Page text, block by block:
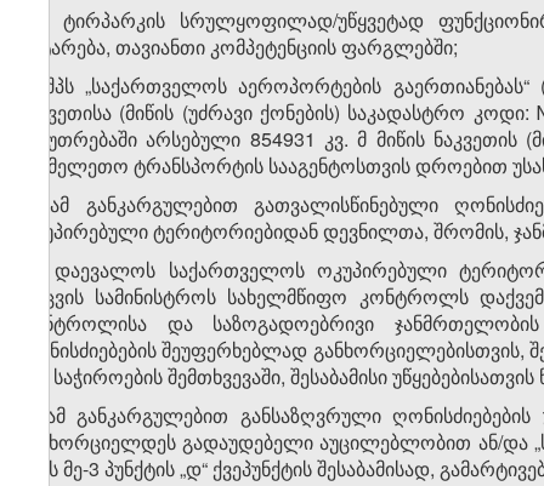
ა.ე) ტირპარკის სრულყოფილად/უწყვეტად
გატარება, თავიანთი კომპეტენციის ფარგლებში;
ბ) შპს „საქართველოს აეროპორტების
ნაკვეთისა (მიწის (უძრავი ქონების) საკადასტრო
საკუთრებაში არსებული 854931 კვ. მ მიწის
სახმელეთო ტრანსპორტის სააგენტოსთვის დროებით
3. ამ განკარგულებით გათვალისწინებული
ოკუპირებული ტერიტორიებიდან დევნილთა, შრომის,
. დაევალოს საქართველოს ოკუპირებული
დაცვის სამინისტროს სახელმწიფო კონტროლს
კონტროლისა და საზოგადოებრივი
ღონისძიებების შეუფერხებლად
და, საჭიროების შემთხვევაში, შესაბამისი
4. ამ განკარგულებით განსაზღვრული
განხორციელდეს გადაუდებელი აუცილებლობით ან/და
ლის მე-3 პუნქტის „დ“ ქვეპუნქტის შესაბამისად,